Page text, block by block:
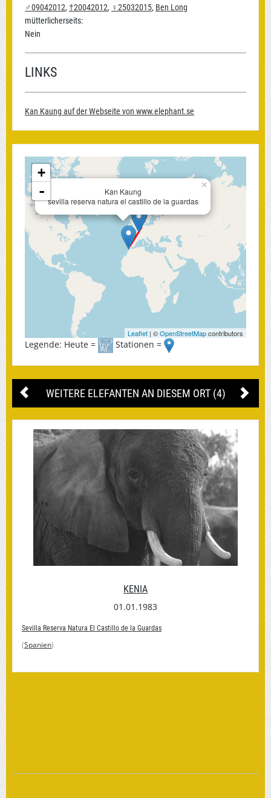
♂09042012, †20042012, ♀25032015, Ben Long
mütterlicherseits:
Nein
LINKS
Kan Kaung auf der Webseite von www.elephant.se
×
Kan Kaung
sevilla reserva natura el castillo de la guardas
+
-
Leaflet | ©OpenStreetMapcontributors
Legende: Heute = Stationen =
WEITERE ELEFANTEN AN DIESEM ORT (4)
BAHATI ( BABATY)
01.01.1972
Sevilla Reserva Natura El Castillo de la Guardas